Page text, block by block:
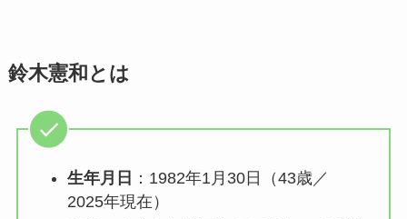
鈴木憲和とは
生年月日 ：1982年1月30日（43歳／
2025年現在）